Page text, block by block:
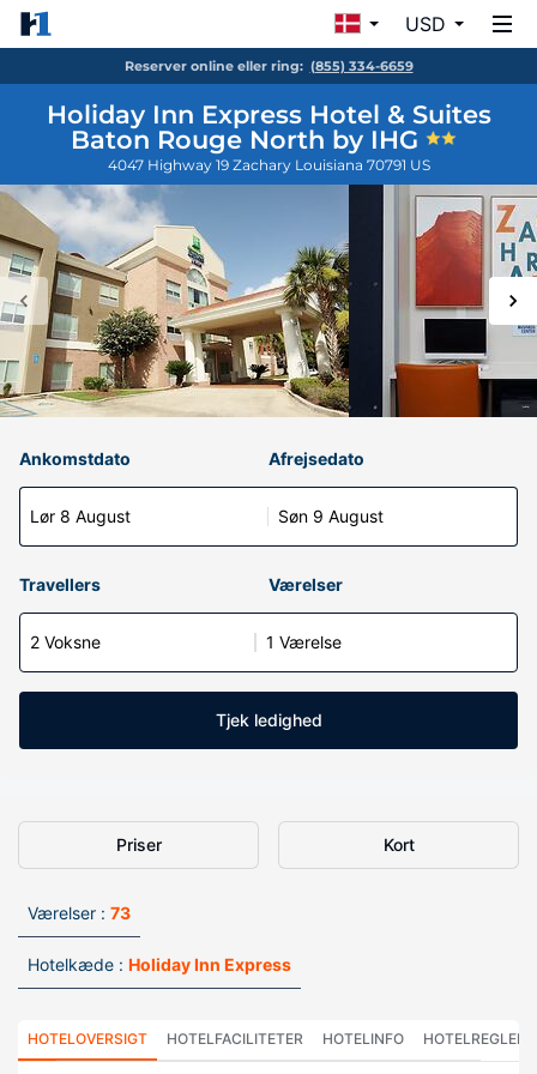
USD
Reserver online eller ring: (855) 334-6659
Holiday Inn Express Hotel & Suites
Baton Rouge North by IHG
4047 Highway 19 Zachary Louisiana 70791 US
Ankomstdato
Lør 8 August
Afrejsedato
Søn 9 August
Travellers Værelser
2 Voksne 1 Værelse
Tjek ledighed
Priser Kort
Værelser : 73
Hotelkæde : Holiday Inn Express
HOTELOVERSIGT HOTELFACILITETER HOTELINFO HOTELREGLER